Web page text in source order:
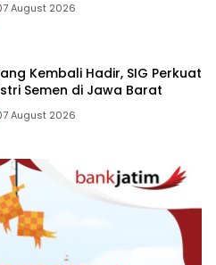
August 2026
Kembali Hadir, SIG Perkuat
Semen di Jawa Barat
August 2026